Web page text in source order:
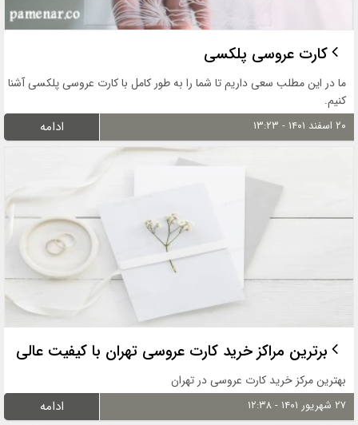
کارت عروسی پلکسی
ما در این مطلب سعی داریم تا شما را به طور کامل با کارت عروسی پلکسی آشنا
کنیم.
۲۰ اسفند ۱۴۰۱ - ۱۳:۲۳ ادامه
برترین مراکز خرید کارت عروسی تهران با کیفیت عالی
بهترین مرکز خرید کارت عروسی در تهران
۲۷ شهریور ۱۴۰۱ - ۱۲:۳۸ ادامه